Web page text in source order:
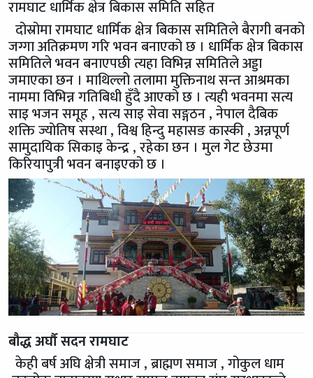
रामघाट धार्मिक क्षेत्र बिकास समिति सहित
दोस्रोमा रामघाट धार्मिक क्षेत्र बिकास समितिले बैरागी बनको
जग्गा अतिक्रमण गरि भवन बनाएको छ । धार्मिक क्षेत्र बिकास
समितिले भवन बनाएपछी त्यहा विभिन्न समितिले अड्डा
जमाएका छन । माथिल्लो तलामा मुक्तिनाथ सन्त आश्रमका
नाममा विभिन्न गतिबिधी हुँदै आएको छ । त्यही भवनमा सत्य
साइ भजन समूह , सत्य साइ सेवा सङ्गठन , नेपाल दैबिक
शक्ति ज्योतिष सस्था , विश्व हिन्दु महासङ कास्की , अन्नपूर्ण
सामुदायिक सिकाइ केन्द्र , रहेका छन । मुल गेट छेउमा
किरियापुत्री भवन बनाइएको छ ।
बौद्ध अर्घौ सदन रामघाट
केही बर्ष अघि क्षेत्री समाज , ब्राह्मण समाज , गोकुल धाम